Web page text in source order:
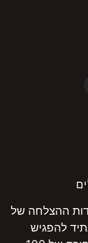
ההצלחה של
להפגיש